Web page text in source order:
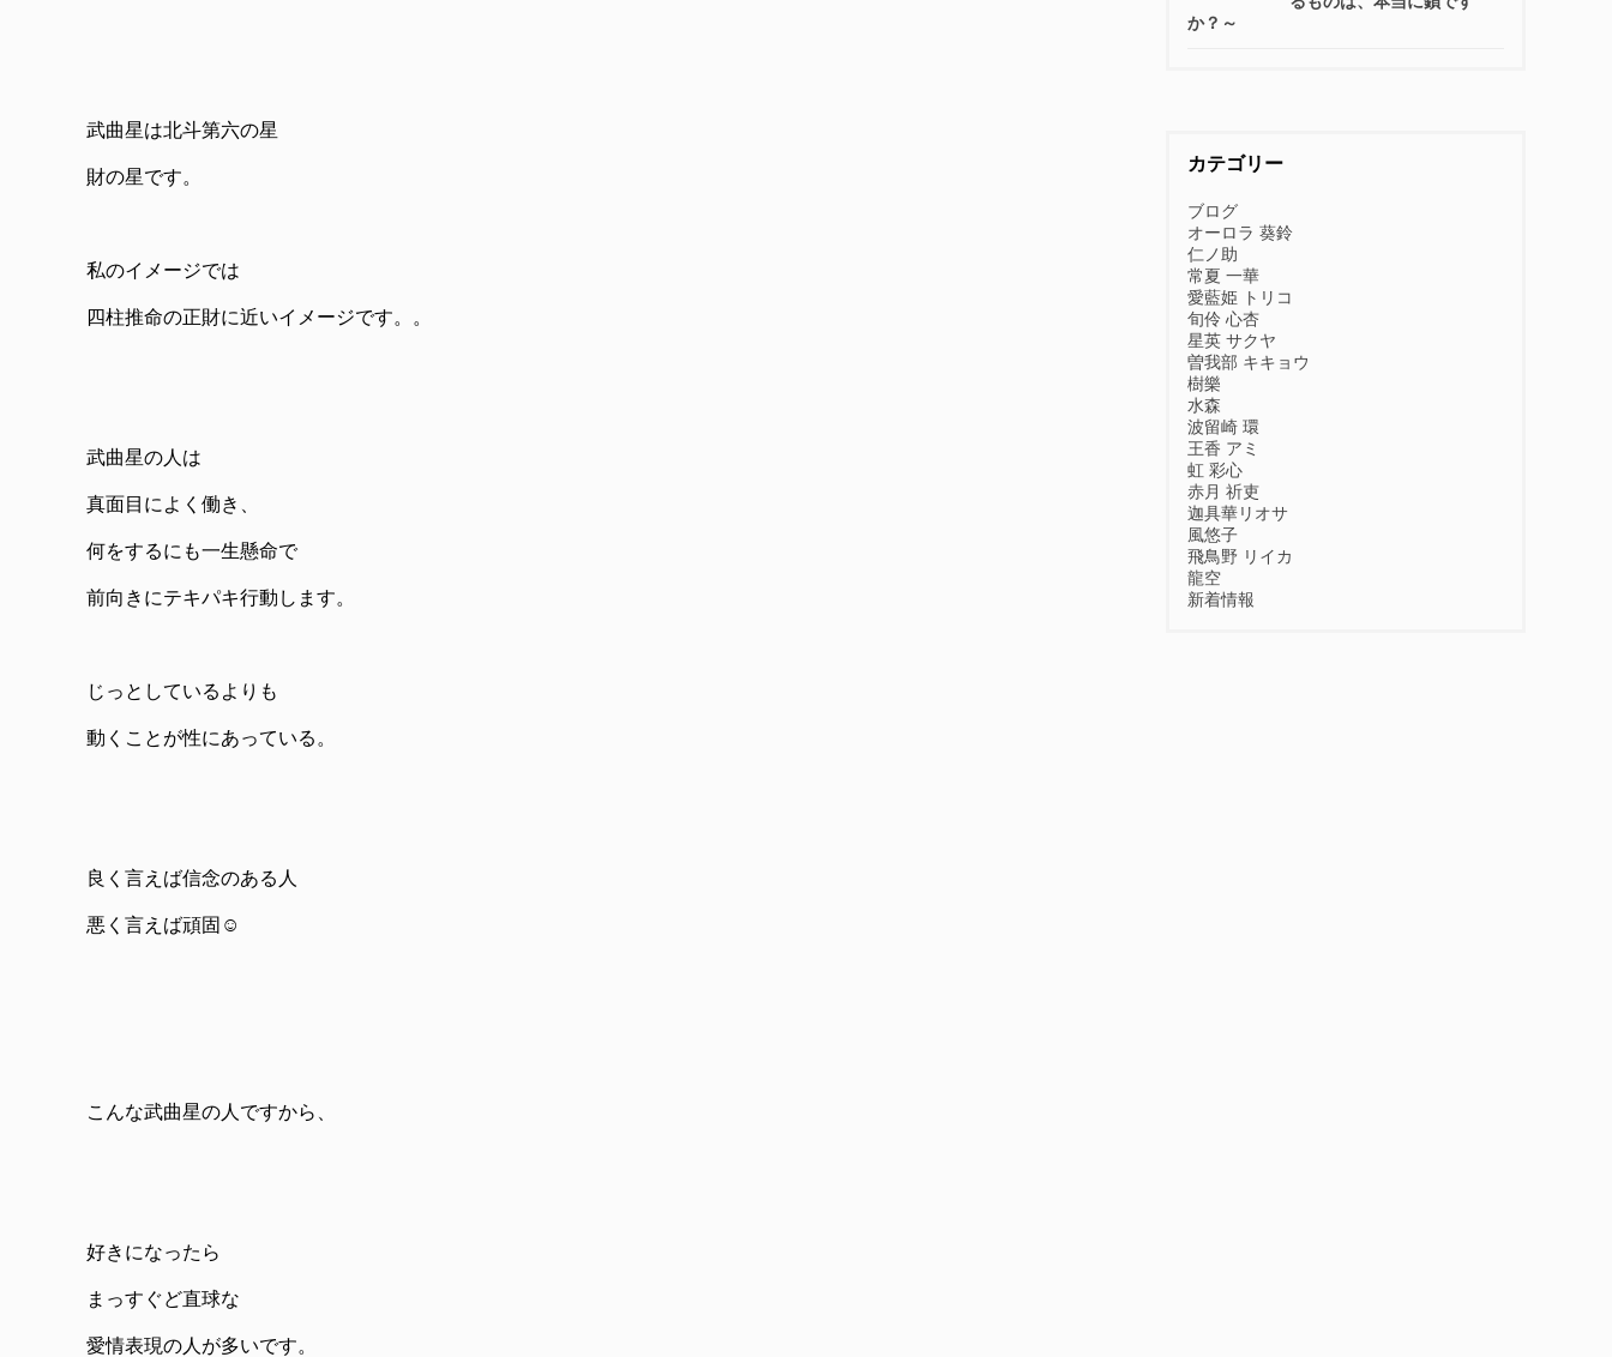
武曲星は北斗第六の星
財の星です。
私のイメージでは
四柱推命の正財に近いイメージです。。
武曲星の人は
真面目によく働き、
何をするにも一生懸命で
前向きにテキパキ行動します。
じっとしているよりも
動くことが性にあっている。
良く言えば信念のある人
悪く言えば頑固☺
こんな武曲星の人ですから、
好きになったら
まっすぐど直球な
愛情表現の人が多いです。
か？～
カテゴリー
ブログ
オーロラ 葵鈴
仁ノ助
常夏 一華
愛藍姫 トリコ
旬伶 心杏
星英 サクヤ
曽我部 キキョウ
樹樂
水森
波留崎 環
王香 アミ
虹 彩心
赤月 祈吏
迦具華リオサ
風悠子
飛鳥野 リイカ
龍空
新着情報